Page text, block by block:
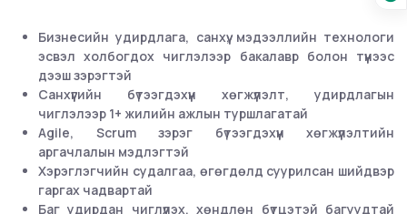
Бизнесийн удирдлага, санхүү, мэдээллийн технологи
эсвэл холбогдох чиглэлээр бакалавр болон түүнээс
дээш зэрэгтэй
Санхүүгийн бүтээгдэхүүн хөгжүүлэлт, удирдлагын
чиглэлээр 1+ жилийн ажлын туршлагатай
Agile, Scrum зэрэг бүтээгдэхүүн хөгжүүлэлтийн
аргачлалын мэдлэгтэй
Хэрэглэгчийн судалгаа, өгөгдөлд суурилсан шийдвэр
гаргах чадвартай
Баг удирдан чиглүүлэх, хөндлөн бүтцэтэй багуудтай